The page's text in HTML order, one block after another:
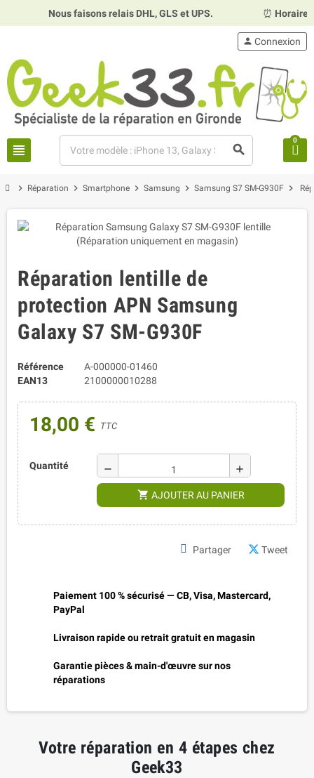
Nous faisons relais DHL, GLS et UPS. Horaires : Mardi,
view_headline search
person Connexion
0
chevron_right Réparation chevron_right Smartphone chevron_right Samsung chevron_right Samsung S7 SM-G930F chevron_right
Réparation lentille de
protection APN Samsung
Galaxy S7 SM-G930F
Référence
A-000000-01460
EAN13
2100000010288
18,00 € TTC
Quantité remove add
shopping_cart AJOUTER AU PANIER
Partager Tweet
Paiement 100 % sécurisé — CB, Visa, Mastercard,
PayPal
Livraison rapide ou retrait gratuit en magasin
Garantie pièces & main-d'œuvre sur nos
réparations
Votre réparation en 4 étapes chez
Geek33